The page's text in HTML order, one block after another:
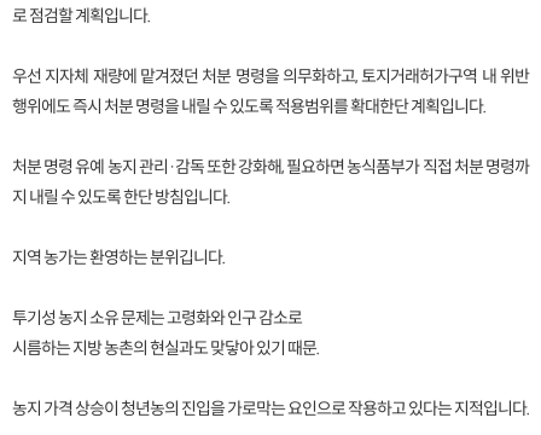
로 점검할 계획입니다.
우선 지자체 재량에 맡겨졌던 처분 명령을 의무화하고, 토지거래허가구역 내 위반
행위에도 즉시 처분 명령을 내릴 수 있도록 적용범위를 확대한단 계획입니다.
처분 명령 유예 농지 관리·감독 또한 강화해, 필요하면 농식품부가 직접 처분 명령까
지 내릴 수 있도록 한단 방침입니다.
지역 농가는 환영하는 분위깁니다.
투기성 농지 소유 문제는 고령화와 인구 감소로
시름하는 지방 농촌의 현실과도 맞닿아 있기 때문.
농지 가격 상승이 청년농의 진입을 가로막는 요인으로 작용하고 있다는 지적입니다.